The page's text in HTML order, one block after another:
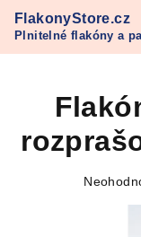
obsah
FlakonyStore.cz
Plnitelné flakóny a
Refan